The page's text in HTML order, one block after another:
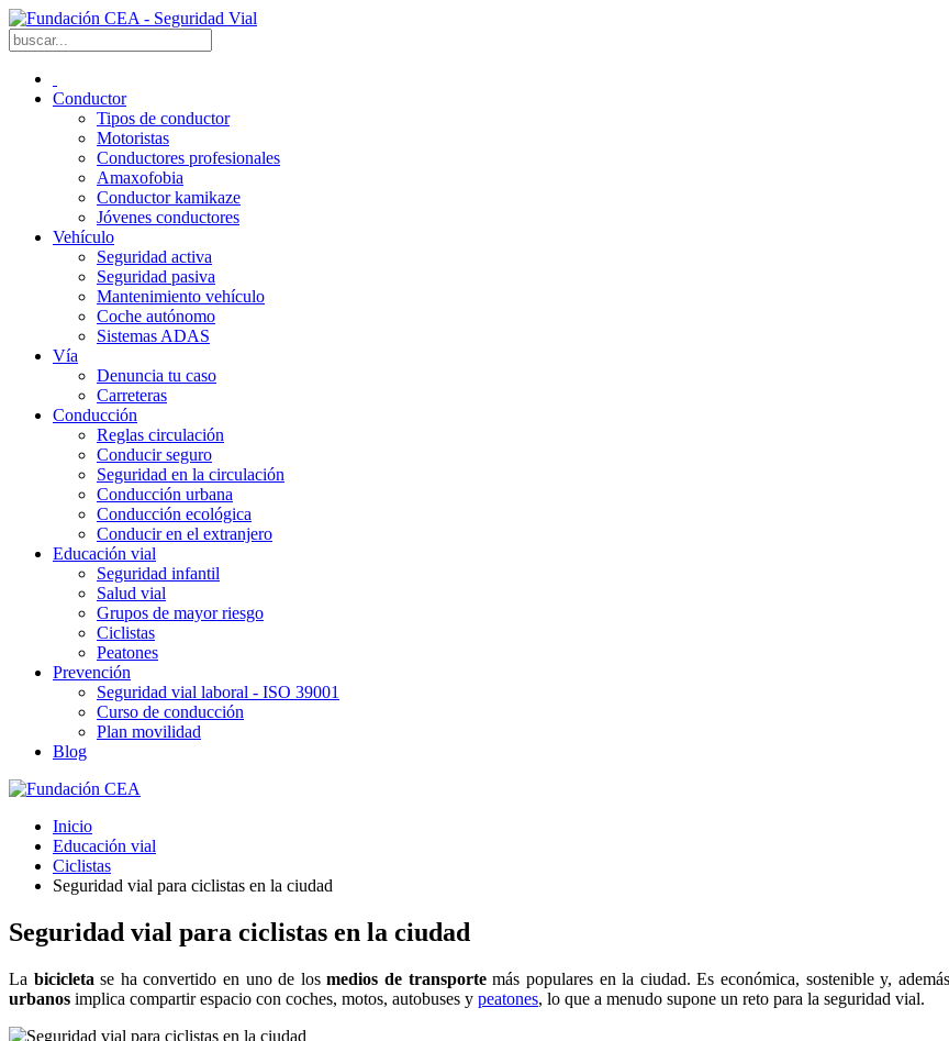
Conductor
Tipos de conductor
Motoristas
Conductores profesionales
Amaxofobia
Conductor kamikaze
Jóvenes conductores
Vehículo
Seguridad activa
Seguridad pasiva
Mantenimiento vehículo
Coche autónomo
Sistemas ADAS
Vía
Denuncia tu caso
Carreteras
Conducción
Reglas circulación
Conducir seguro
Seguridad en la circulación
Conducción urbana
Conducción ecológica
Conducir en el extranjero
Educación vial
Seguridad infantil
Salud vial
Grupos de mayor riesgo
Ciclistas
Peatones
Prevención
Seguridad vial laboral - ISO 39001
Curso de conducción
Plan movilidad
Blog
Inicio
Educación vial
Ciclistas
Seguridad vial para ciclistas en la ciudad
Seguridad vial para ciclistas en la ciudad
La bicicleta se ha convertido en uno de losmedios de transportemás populares en la ciudad. Es económica, sostenible y,
urbanos implica compartir espacio con coches, motos, autobuses y peatones, lo que a menudo supone un reto para la seguridad vial.